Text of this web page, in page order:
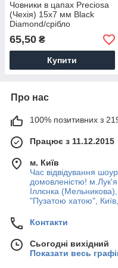
Човники в цапах Preciosa
(Чехія) 15x7 мм Black
Diamond/срібло
65,50 ₴
Купити
Про нас
100% позитивних з 219
Працює з 11.12.2015
м. Київ
Час відвідування
домовленістю!
Іллєнка
"Пузатою хатою",
Контакти
Сьогодні вихідний
Показати весь